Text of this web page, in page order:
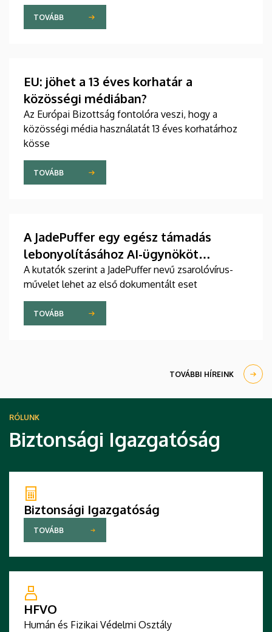
kapcsolatban.
TOVÁBB
EU: jöhet a 13 éves korhatár a
közösségi médiában?
Az Európai Bizottság fontolóra veszi, hogy a
közösségi média használatát 13 éves korhatárhoz
kösse
TOVÁBB
A JadePuffer egy egész támadás
lebonyolításához AI-ügynököt
használt
A kutatók szerint a JadePuffer nevű zsarolóvírus-
művelet lehet az első dokumentált eset
TOVÁBB
TOVÁBBI HÍREINK
RÓLUNK
Biztonsági Igazgatóság
Biztonsági Igazgatóság
TOVÁBB
HFVO
Humán és Fizikai Védelmi Osztály